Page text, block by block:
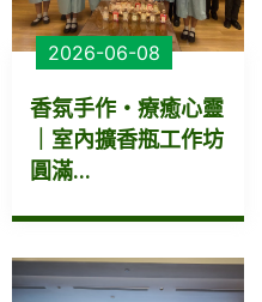
2026-06-08
香氛手作・療癒心靈
｜室內擴香瓶工作坊
圓滿...